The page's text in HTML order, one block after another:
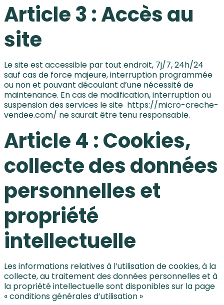
Article 3 : Accès au
site
Le site est accessible par tout endroit, 7j/7, 24h/24
sauf cas de force majeure, interruption programmée
ou non et pouvant découlant d’une nécessité de
maintenance. En cas de modification, interruption ou
suspension des services le site https://micro-creche-
vendee.com/ ne saurait être tenu responsable.
Article 4 : Cookies,
collecte des données
personnelles et
propriété
intellectuelle
Les informations relatives à l’utilisation de cookies, à la
collecte, au traitement des données personnelles et à
la propriété intellectuelle sont disponibles sur la page
« conditions générales d’utilisation »